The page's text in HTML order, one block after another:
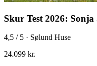
Skur Test 2026: Sonja
4,5 / 5 · Sølund Huse
24.099 kr.